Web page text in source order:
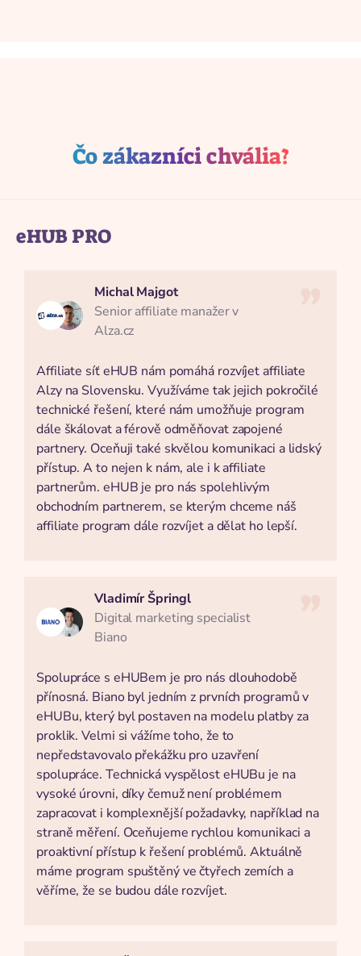
Čo zákazníci chvália?
eHUB PRO
Michal Majgot
Senior affiliate manažer v
Alza.cz
Affiliate síť eHUB nám pomáhá rozvíjet affiliate
Alzy na Slovensku. Využíváme tak jejich pokročilé
technické řešení, které nám umožňuje program
dále škálovat a férově odměňovat zapojené
partnery. Oceňuji také skvělou komunikaci a lidský
přístup. A to nejen k nám, ale i k affiliate
partnerům. eHUB je pro nás spolehlivým
obchodním partnerem, se kterým chceme náš
affiliate program dále rozvíjet a dělat ho lepší.
Vladimír Špringl
Digital marketing specialist
Biano
Spolupráce s eHUBem je pro nás dlouhodobě
přínosná. Biano byl jedním z prvních programů v
eHUBu, který byl postaven na modelu platby za
proklik. Velmi si vážíme toho, že to
nepředstavovalo překážku pro uzavření
spolupráce. Technická vyspělost eHUBu je na
vysoké úrovni, díky čemuž není problémem
zapracovat i komplexnější požadavky, například na
straně měření. Oceňujeme rychlou komunikaci a
proaktivní přístup k řešení problémů. Aktuálně
máme program spuštěný ve čtyřech zemích a
věříme, že se budou dále rozvíjet.